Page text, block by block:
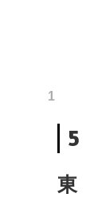
5
1